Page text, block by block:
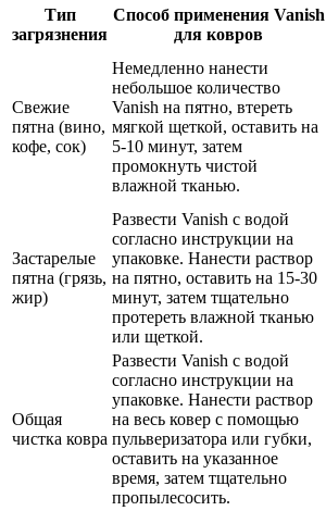
Тип
загрязнения
Способ применения Vanish
для ковров
Свежие
пятна (вино,
кофе, сок)
Немедленно нанести
небольшое количество
Vanish на пятно, втереть
мягкой щеткой, оставить на
5-10 минут, затем
промокнуть чистой
влажной тканью.
Застарелые
пятна (грязь,
жир)
Развести Vanish с водой
согласно инструкции на
упаковке. Нанести раствор
на пятно, оставить на 15-30
минут, затем тщательно
протереть влажной тканью
или щеткой.
Общая
чистка ковра
Развести Vanish с водой
согласно инструкции на
упаковке. Нанести раствор
на весь ковер с помощью
пульверизатора или губки,
оставить на указанное
время, затем тщательно
пропылесосить.